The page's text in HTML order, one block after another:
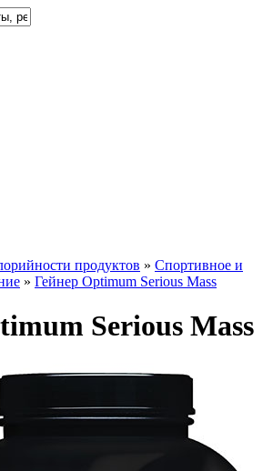
продуктов » Спортивное и
» Гейнер Optimum Serious Mass
Serious Mass